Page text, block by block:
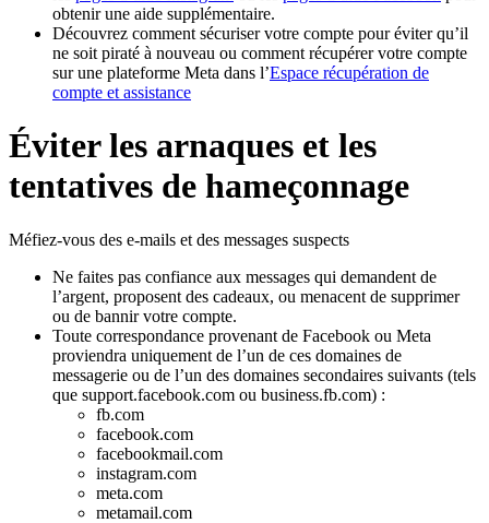
obtenir une aide supplémentaire.
Découvrez comment sécuriser votre compte pour éviter qu’il
ne soit piraté à nouveau ou comment récupérer votre compte
sur une plateforme Meta dans l’Espace récupération de
compte et assistance
Éviter les arnaques et les
tentatives de hameçonnage
Méfiez-vous des e-mails et des messages suspects
Ne faites pas confiance aux messages qui demandent de
l’argent, proposent des cadeaux, ou menacent de supprimer
ou de bannir votre compte.
Toute correspondance provenant de Facebook ou Meta
proviendra uniquement de l’un de ces domaines de
messagerie ou de l’un des domaines secondaires suivants (tels
que support.facebook.com ou business.fb.com) :
fb.com
facebook.com
facebookmail.com
instagram.com
meta.com
metamail.com